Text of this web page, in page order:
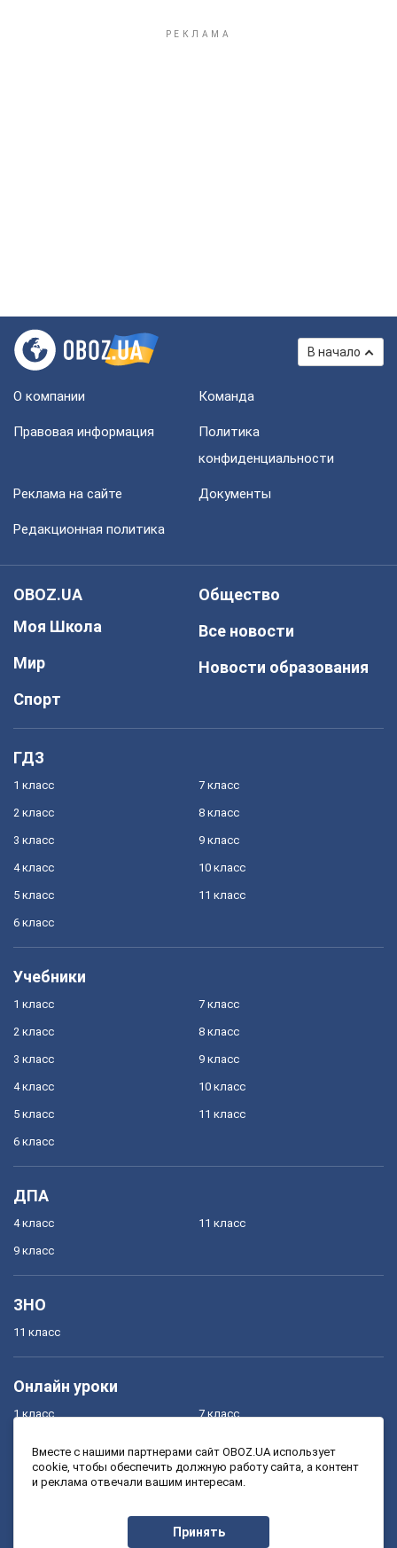
В начало
О компании Команда
Правовая информация
Политика
конфиденциальности
Реклама на сайте Документы
Редакционная политика
OBOZ.UA
Моя Школа
Мир
Спорт
Общество
Все новости
Новости образования
ГДЗ
1 класс
2 класс
3 класс
4 класс
5 класс
6 класс
7 класс
8 класс
9 класс
10 класс
11 класс
Учебники
1 класс
2 класс
3 класс
4 класс
5 класс
6 класс
7 класс
8 класс
9 класс
10 класс
11 класс
ДПА
4 класс
9 класс
11 класс
ЗНО
11 класс
Онлайн уроки
1 класс
3 класс
7 класс
9 класс
Вместе с нашими партнерами сайт OBOZ.UA использует
cookie, чтобы обеспечить должную работу сайта, а контент
и реклама отвечали вашим интересам.
Принять